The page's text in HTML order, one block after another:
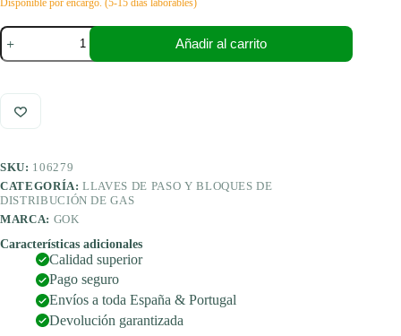
GOK
válvula
de
manual
salida
8
Añadir al carrito
SKU: 106279
CATEGORÍA:LLAVES DE PASO Y BLOQUES DE
DISTRIBUCIÓN DE GAS
MARCA: GOK
Características adicionales
Calidad superior
Pago seguro
Envíos a toda España & Portugal
Devolución garantizada